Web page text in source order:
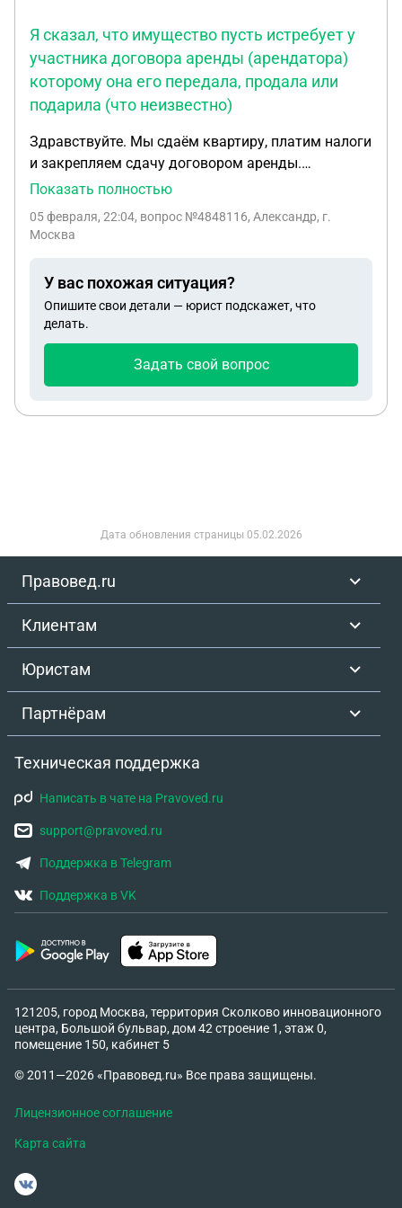
попытаться,родители запрещают ей общаться с
парнями иза того что отец боится мнения
друзей,что девушка в таком раннем возрасте
начала гулять с пацаном,либо же иза того что она
пожалуйста
Я сказал, что имущество пусть истребует у
участника договора аренды (арендатора)
которому она его передала, продала или
подарила (что неизвестно)
Здравствуйте. Мы сдаём квартиру, платим налоги
и закрепляем сдачу договором аренды.
Арендатор привез свою мебель (диван), после
осталась задолженность 10000р по платежам
две недели позвонило постороннее лицо
(девушка) и сказал что диван ей принадлежит на
основании права собственности (вроде
документы имеются, но не предоставлены в
переписке). И требует вернуть ей ее имущество,
что имущество пусть истребует у участника
Показать полностью
05 февраля, 22:04, вопрос №4848116, Александр, г.
Москва
У вас похожая ситуация?
Опишите свои детали — юрист подскажет, что
делать.
Задать свой вопрос
Дата обновления страницы 05.02.2026
Правовед.ru
Клиентам
Юристам
Партнёрам
Техническая поддержка
Написать в чате на Pravoved.ru
support@pravoved.ru
Поддержка в Telegram
Поддержка в VK
121205, город Москва, территория Сколково инновационного
центра, Большой бульвар, дом 42 строение 1, этаж 0,
помещение 150, кабинет 5
© 2011—2026 «Правовед.ru» Все права защищены.
Лицензионное соглашение
Карта сайта